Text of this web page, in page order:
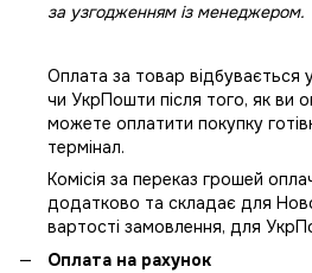
за узгодженням із менеджером.
Оплата за товар відбувається
чи УкрПошти після того, як ви
можете оплатити покупку
термінал.
Комісія за переказ грошей
додатково та складає для
вартості замовлення, для
Оплата на рахунок